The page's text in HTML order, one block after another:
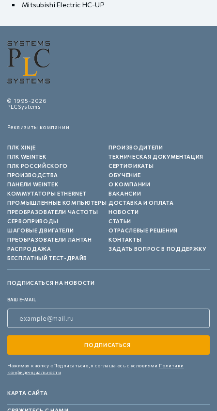
Mitsubishi Electric HC-UP
© 1995-2026
PLCSystems
Реквизиты компании
ПЛК XINJE
ПЛК WEINTEK
ПЛК РОССИЙСКОГО
ПРОИЗВОДСТВА
ПАНЕЛИ WEINTEK
КОММУТАТОРЫ ETHERNET
ПРОМЫШЛЕННЫЕ КОМПЬЮТЕРЫ
ПРЕОБРАЗОВАТЕЛИ ЧАСТОТЫ
СЕРВОПРИВОДЫ
ШАГОВЫЕ ДВИГАТЕЛИ
ПРЕОБРАЗОВАТЕЛИ ЛАНТАН
РАСПРОДАЖА
БЕСПЛАТНЫЙ ТЕСТ-ДРАЙВ
ПРОИЗВОДИТЕЛИ
ТЕХНИЧЕСКАЯ ДОКУМЕНТАЦИЯ
СЕРТИФИКАТЫ
ОБУЧЕНИЕ
О КОМПАНИИ
ВАКАНСИИ
ДОСТАВКА И ОПЛАТА
НОВОСТИ
СТАТЬИ
ОТРАСЛЕВЫЕ РЕШЕНИЯ
КОНТАКТЫ
ЗАДАТЬ ВОПРОС В ПОДДЕРЖКУ
ПОДПИСАТЬСЯ НА НОВОСТИ
ВАШ E-MAIL
Нажимая кнопку «Подписаться», я соглашаюсь с условиями Политики
конфиденциальности
КАРТА САЙТА